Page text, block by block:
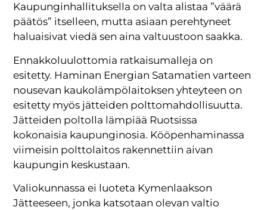
Kaupunginhallituksella on valta alistaa ”väärä
päätös” itselleen, mutta asiaan perehtyneet
haluaisivat viedä sen aina valtuustoon saakka.
Ennakkoluulottomia ratkaisumalleja on
esitetty. Haminan Energian Satamatien varteen
nousevan kaukolämpölaitoksen yhteyteen on
esitetty myös jätteiden polttomahdollisuutta.
Jätteiden poltolla lämpiää Ruotsissa
kokonaisia kaupunginosia. Kööpenhaminassa
viimeisin polttolaitos rakennettiin aivan
kaupungin keskustaan.
Valiokunnassa ei luoteta Kymenlaakson
Jätteeseen, jonka katsotaan olevan valtio